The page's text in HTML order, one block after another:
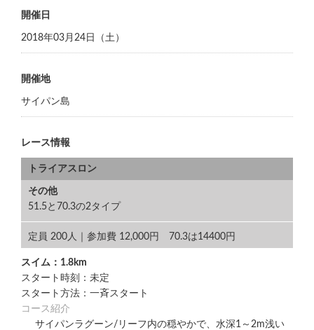
開催日
2018年03月24日（土）
開催地
サイパン島
レース情報
トライアスロン
その他
51.5と70.3の2タイプ
定員 200人｜参加費 12,000円 70.3は14400円
スイム：1.8km
スタート時刻：未定
スタート方法：一斉スタート
コース紹介
サイパンラグーン/リーフ内の穏やかで、水深1～2m浅い